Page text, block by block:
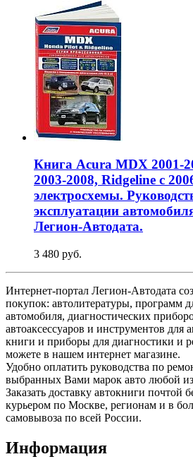
Книга Acura MDX 2001-
2003-2008, Ridgeline с
электросхемы.
эксплуатации
Легион-Aвтодата.
3 480 руб.
Интернет-портал Легион-Автодата
покупок: автолитературы, программ
автомобиля, диагностических
автоаксессуаров и инструментов для
книги и приборы для диагностики и
можете в нашем интернет магазине.
Удобно оплатить руководства по
выбранных Вами марок авто любой
Заказать доставку автокниги почтой
курьером по Москве, регионам и в
самовывоза по всей России.
Информация